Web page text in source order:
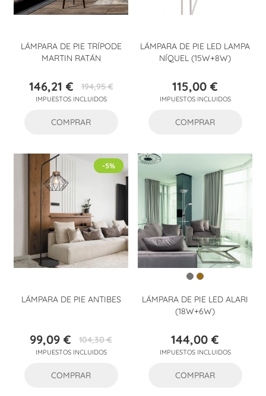
LÁMPARA DE PIE TRÍPODE
MARTIN RATÁN
Precio
146,21 €Precio
base
194,95 €
IMPUESTOS INCLUIDOS
COMPRAR
LÁMPARA DE PIE LED LAMPA
NÍQUEL (15W+8W)
Precio
115,00 €
IMPUESTOS INCLUIDOS
COMPRAR
LÁMPARA DE PIE ANTIBES
Precio
99,09 €Precio
base
104,30 €
IMPUESTOS INCLUIDOS
-5%
COMPRAR
LÁMPARA DE PIE LED ALARI
(18W+6W)
Precio
144,00 €
IMPUESTOS INCLUIDOS
COMPRAR